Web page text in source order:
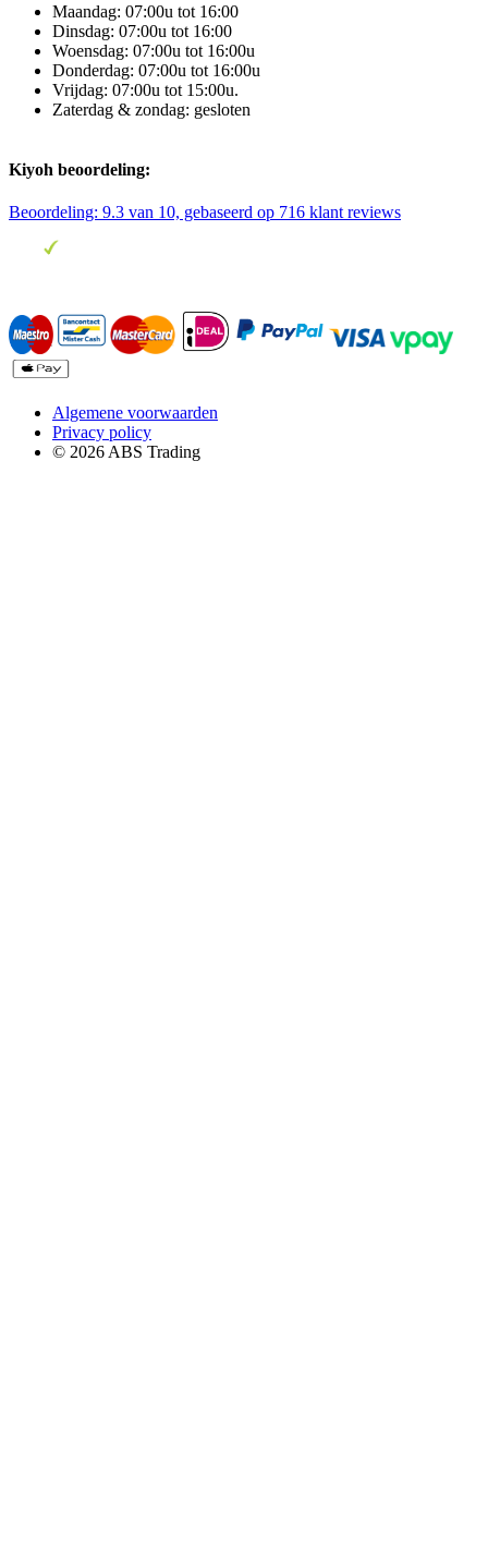
Maandag: 07:00u tot 16:00
Dinsdag: 07:00u tot 16:00
Woensdag: 07:00u tot 16:00u
Donderdag: 07:00u tot 16:00u
Vrijdag: 07:00u tot 15:00u.
Zaterdag & zondag: gesloten
Kiyoh beoordeling:
Beoordeling: 9.3 van 10, gebaseerd op 716 klant reviews
Algemene voorwaarden
Privacy policy
© 2026 ABS Trading